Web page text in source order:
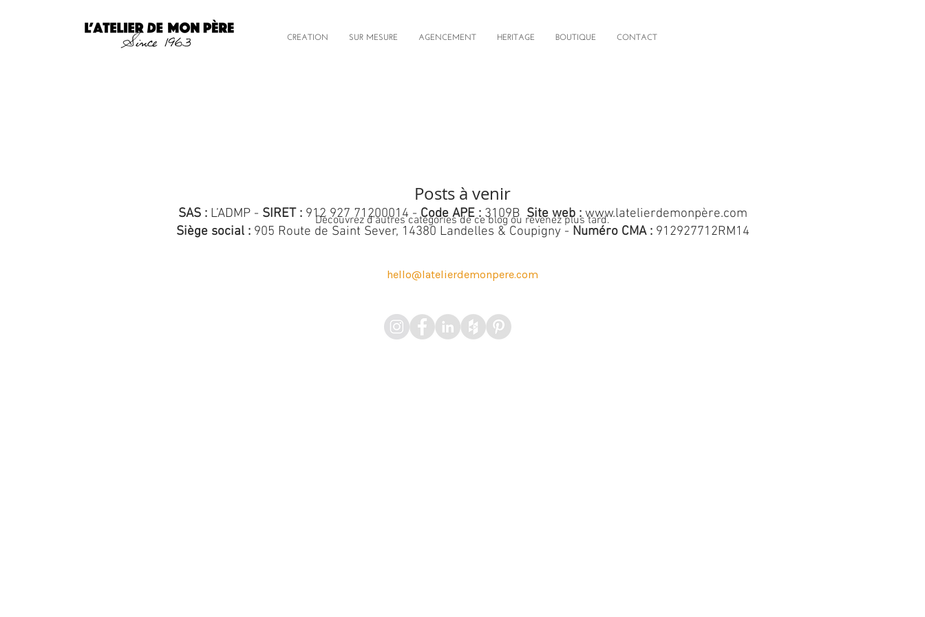
CREATION SUR MESURE AGENCEMENT HERITAGE BOUTIQUE CONTACT
Posts à venir
Découvrez d'autres catégories de ce blog ou revenez plus tard.
SAS : L’ADMP - SIRET : 912 927 71200014 -Code APE :3109BSite web : www.latelierdemonpère.com
Siège social : 905 Route de Saint Sever, 14380 Landelles & Coupigny - Numéro CMA : 912927712RM14
hello@latelierdemonpere.com